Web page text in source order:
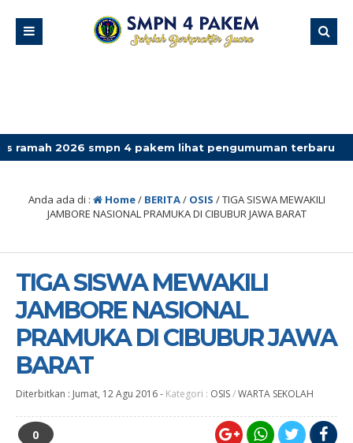
4 pakem lihat pengumuman terbaru
Anda ada di : Home/ BERITA/ OSIS /TIGA SISWA MEWAKILI
JAMBORE NASIONAL PRAMUKA DI CIBUBUR JAWA BARAT
TIGA SISWA MEWAKILI
JAMBORE NASIONAL
PRAMUKA DI CIBUBUR JAWA
BARAT
Diterbitkan : Jumat, 12 Agu 2016- Kategori : OSIS/WARTA SEKOLAH
0